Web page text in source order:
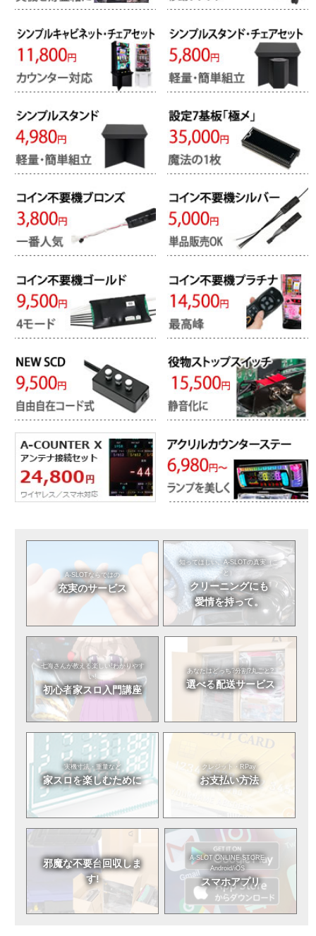
A-SLOTならではの
充実のサービス
知ってほしい。A-SLOTの真実（こ
と）
クリーニングにも
愛情を持って。
七海さんが教える楽しい!わかりやす
い!
初心者家スロ入門講座
あなたはどっち?分割?丸ごと?
選べる配送サービス
実機寸法・重量など
家スロを楽しむために
クレジット・RPay
お支払い方法
邪魔な不要台回収しま
す!
A-SLOT ONLINE STORE
Android/iOS
スマホアプリ